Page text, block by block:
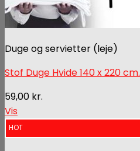
Duge og servietter (leje)
Stof Duge Hvide 140 x 220 cm.
59,00 kr.
Vis
HOT